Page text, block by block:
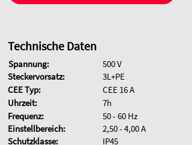
Technische Daten
Spannung:
Steckervorsatz:
CEE Typ:
Uhrzeit:
Frequenz:
Einstellbereich:
Schutzklasse:
500 V
3L+PE
CEE 16 A
7h
50 - 60 Hz
2,50 - 4,00 A
IP45